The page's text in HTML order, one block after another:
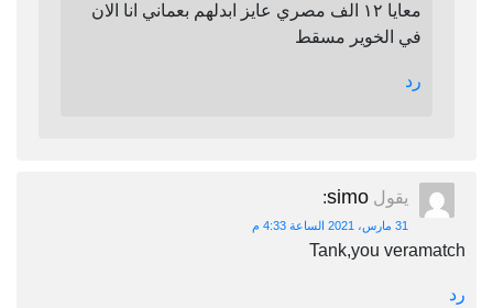
معايا ١٢ الف مصري عايز ابدلهم بعماني انا الان
في الخوير مسقط
رد
يقول simo
:
31 مارس، 2021 الساعة 4:33 م
Tank,you veramatch
رد